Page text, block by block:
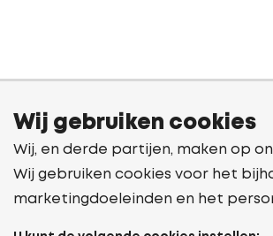
Wij gebruiken cookies
Wij, en derde partijen, maken op
Wij gebruiken cookies voor het
marketingdoeleinden en het